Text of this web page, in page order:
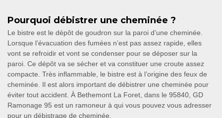
Pourquoi débistrer une cheminée ?
Le bistre est le dépôt de goudron sur la paroi d’une cheminée.
Lorsque l’évacuation des fumées n’est pas assez rapide, elles
vont se refroidir et vont se condenser pour se déposer sur la
paroi. Ce dépôt va se sécher et va constituer une croute assez
compacte. Très inflammable, le bistre est à l’origine des feux de
cheminée. Il est alors important de débistrer une cheminée pour
éviter tout accident. À Bethemont La Foret, dans le 95840, GD
Ramonage 95 est un ramoneur à qui vous pouvez vous adresser
pour un débistrage de cheminée.